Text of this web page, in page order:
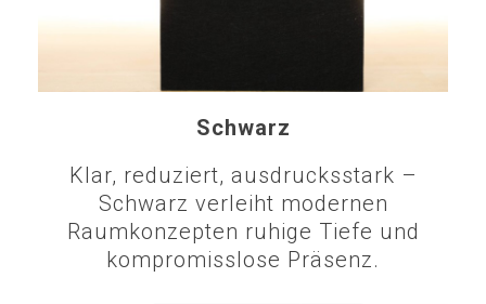
Schwarz
Klar, reduziert, ausdrucksstark –
Schwarz verleiht modernen
Raumkonzepten ruhige Tiefe und
kompromisslose Präsenz.